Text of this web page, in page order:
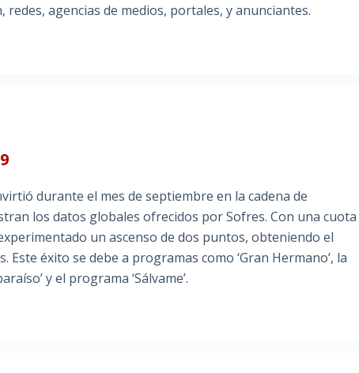
agencias de medios, portales, y anunciantes.
durante el mes de septiembre en la cadena de
los datos globales ofrecidos por Sofres. Con una cuota
un ascenso de dos puntos, obteniendo el
éxito se debe a programas como ‘Gran Hermano’, la
y el programa ‘Sálvame’.